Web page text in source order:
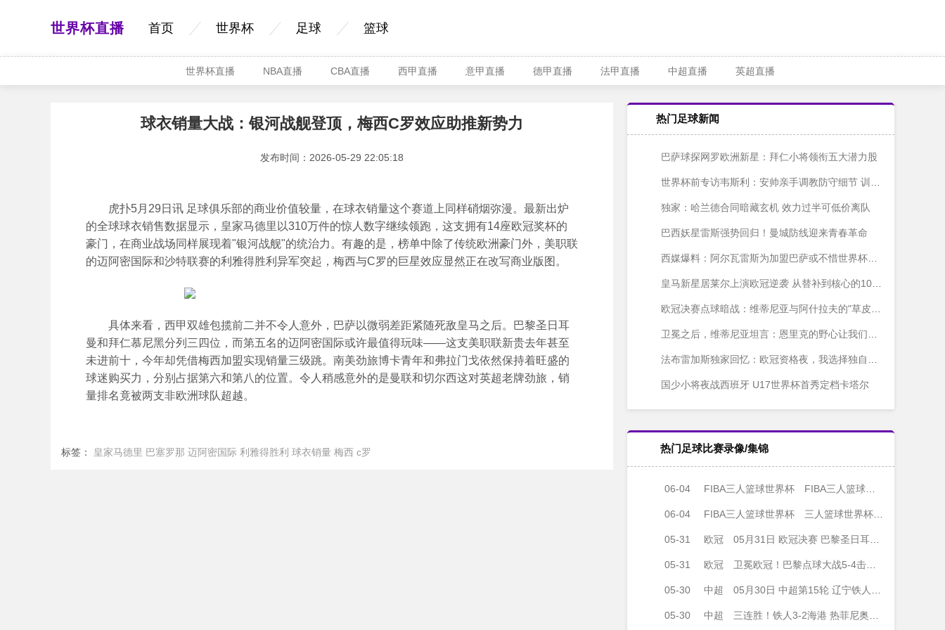
世界杯直播 首页 世界杯 足球 篮球
世界杯直播 NBA直播 CBA直播 西甲直播 意甲直播 德甲直播 法甲直播 中超直播 英超直播
球衣销量大战：银河战舰登顶，梅西C罗效应助推新势力
发布时间：2026-05-29 22:05:18
虎扑5月29日讯 足球俱乐部的商业价值较量，在球衣销量这个赛道上同样硝烟弥漫。最新出炉
的全球球衣销售数据显示，皇家马德里以310万件的惊人数字继续领跑，这支拥有14座欧冠奖杯的
豪门，在商业战场同样展现着"银河战舰"的统治力。有趣的是，榜单中除了传统欧洲豪门外，美职联
的迈阿密国际和沙特联赛的利雅得胜利异军突起，梅西与C罗的巨星效应显然正在改写商业版图。
具体来看，西甲双雄包揽前二并不令人意外，巴萨以微弱差距紧随死敌皇马之后。巴黎圣日耳
曼和拜仁慕尼黑分列三四位，而第五名的迈阿密国际或许最值得玩味——这支美职联新贵去年甚至
未进前十，今年却凭借梅西加盟实现销量三级跳。南美劲旅博卡青年和弗拉门戈依然保持着旺盛的
球迷购买力，分别占据第六和第八的位置。令人稍感意外的是曼联和切尔西这对英超老牌劲旅，销
量排名竟被两支非欧洲球队超越。
标签： 皇家马德里 巴塞罗那 迈阿密国际 利雅得胜利 球衣销量 梅西 c罗
热门足球新闻
巴萨球探网罗欧洲新星：拜仁小将领衔五大潜力股
世界杯前专访韦斯利：安帅亲手调教防守细节 训练中解放我的进攻天性
独家：哈兰德合同暗藏玄机 效力过半可低价离队
巴西妖星雷斯强势回归！曼城防线迎来青春革命
西媒爆料：阿尔瓦雷斯为加盟巴萨或不惜世界杯期间发声
皇马新星居莱尔上演欧冠逆袭 从替补到核心的1030分钟奇迹
欧冠决赛点球暗战：维蒂尼亚与阿什拉夫的"草皮保卫战"
卫冕之后，维蒂尼亚坦言：恩里克的野心让我们停不下来
法布雷加斯独家回忆：欧冠资格夜，我选择独自等待
国少小将夜战西班牙 U17世界杯首秀定档卡塔尔
热门足球比赛录像/集锦
06-04 FIBA三人篮球世界杯 FIBA三人篮球世界杯男子小组赛 德国三人篮球队 - 中国三人篮球队 全场录像
06-04 FIBA三人篮球世界杯 三人篮球世界杯男子小组赛 德国 22 - 12 中国 全场集锦
05-31 欧冠 05月31日 欧冠决赛 巴黎圣日耳曼vs阿森纳 全场录像
05-31 欧冠 卫冕欧冠！巴黎点球大战5-4击败阿森纳夺冠 加布里埃尔、埃泽失点
05-30 中超 05月30日 中超第15轮 辽宁铁人vs上海海港 全场录像
05-30 中超 三连胜！铁人3-2海港 热菲尼奥绝杀+脱衣吃第2黄 姆本扎3轮轰6球